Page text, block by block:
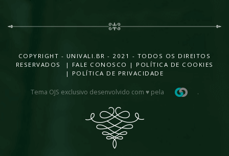
COPYRIGHT - UNIVALI.BR - 2021 - TODOS OS DIREITOS
RESERVADOS |
FALE CONOSCO | POLÍTICA DE COOKIES
| POLÍTICA DE PRIVACIDADE
Tema OJS exclusivo desenvolvido com ♥ pela .